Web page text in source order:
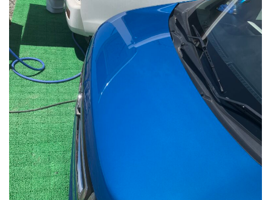
公式SNS